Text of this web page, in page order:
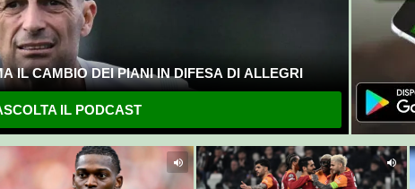
IL CAMBIO DEI PIANI IN DIFESA DI ALLEGRI
IL PODCAST